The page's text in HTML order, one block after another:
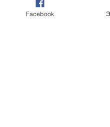
более чем достаточный
общего налёта, дать
Facebook